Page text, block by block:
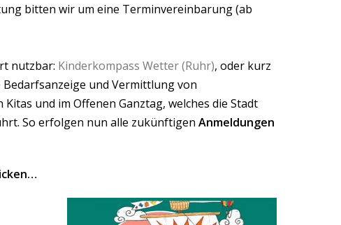
bitten wir um eine Terminvereinbarung (ab
nutzbar: Kinderkompass Wetter (Ruhr), oder kurz
und Vermittlung von
und im Offenen Ganztag, welches die Stadt
So erfolgen nun alle zukünftigen Anmeldungen